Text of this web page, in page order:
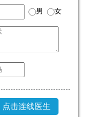
男 女